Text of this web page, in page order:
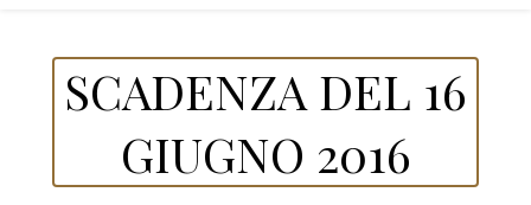
SCADENZA DEL 16
GIUGNO 2016